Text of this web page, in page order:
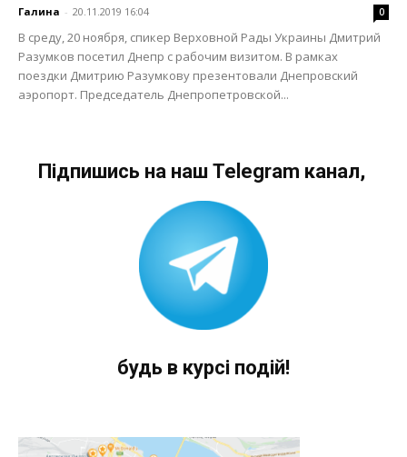
Галина - 20.11.2019 16:04 0
В среду, 20 ноября, спикер Верховной Рады Украины Дмитрий
Разумков посетил Днепр с рабочим визитом. В рамках
поездки Дмитрию Разумкову презентовали Днепровский
аэропорт. Председатель Днепропетровской...
Підпишись на наш Telegram канал,
будь в курсі подій!